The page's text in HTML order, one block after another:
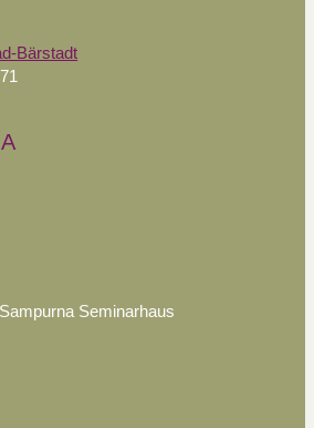
Bärstadt
Seminarhaus